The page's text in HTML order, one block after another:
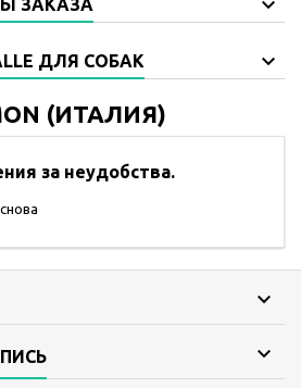
ЗАКАЗА
ДЛЯ СОБАК
(ИТАЛИЯ)
за неудобства.

